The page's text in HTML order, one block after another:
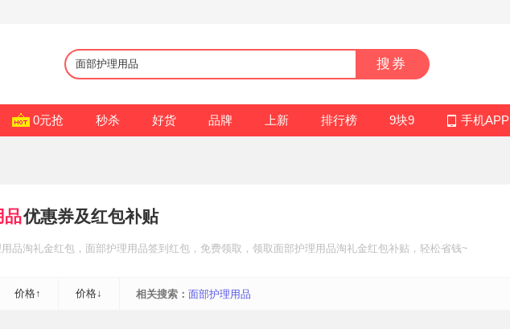
搜券
0元抢 秒杀 好货 品牌 上新 排行榜 9块9 手机APP
品优惠券及红包补贴
用品淘礼金红包 ，面部护理用品签到红包 ，免费领取，领取面部护理用品淘礼金红包补贴 ，轻松省钱~
价格↑ 价格↓ 相关搜索： 面部护理用品